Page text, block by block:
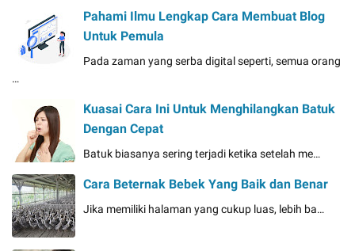
Pahami Ilmu Lengkap Cara Membuat Blog
Untuk Pemula
Pada zaman yang serba digital seperti, semua orang
…
Kuasai Cara Ini Untuk Menghilangkan Batuk
Dengan Cepat
Batuk biasanya sering terjadi ketika setelah me…
Cara Beternak Bebek Yang Baik dan Benar
Jika memiliki halaman yang cukup luas, lebih ba…